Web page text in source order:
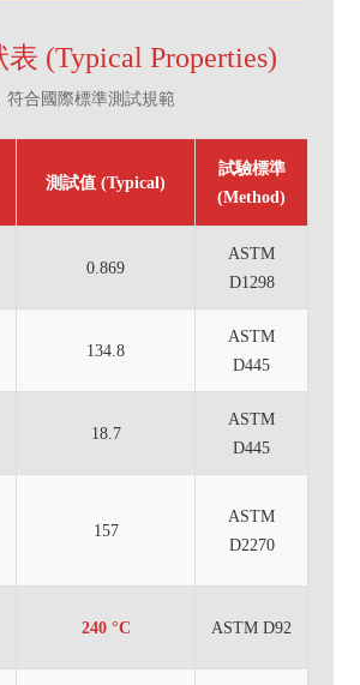
表 (Typical Properties)
符合國際標準測試規範
測試值 (Typical)
試驗標準
(Method)
0.869
ASTM
D1298
134.8
ASTM
D445
18.7
ASTM
D445
157
ASTM
D2270
240 °C ASTM D92